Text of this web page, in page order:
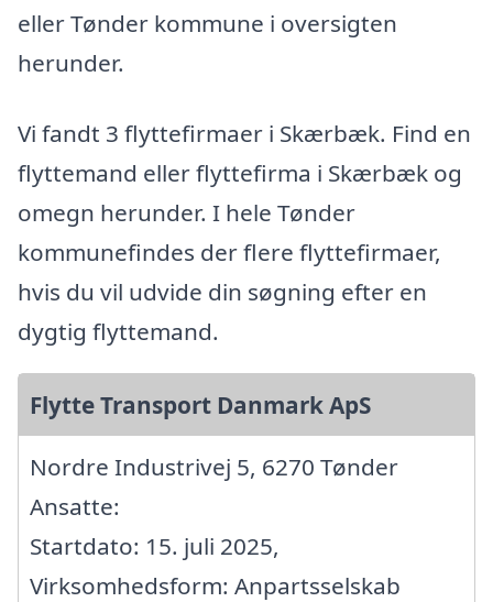
eller Tønder kommune i oversigten
herunder.
Vi fandt 3 flyttefirmaer i Skærbæk. Find en
flyttemand eller flyttefirma i Skærbæk og
omegn herunder. I hele Tønder
kommunefindes der flere flyttefirmaer,
hvis du vil udvide din søgning efter en
dygtig flyttemand.
Flytte Transport Danmark ApS
Nordre Industrivej 5, 6270 Tønder
Ansatte:
Startdato: 15. juli 2025,
Virksomhedsform: Anpartsselskab